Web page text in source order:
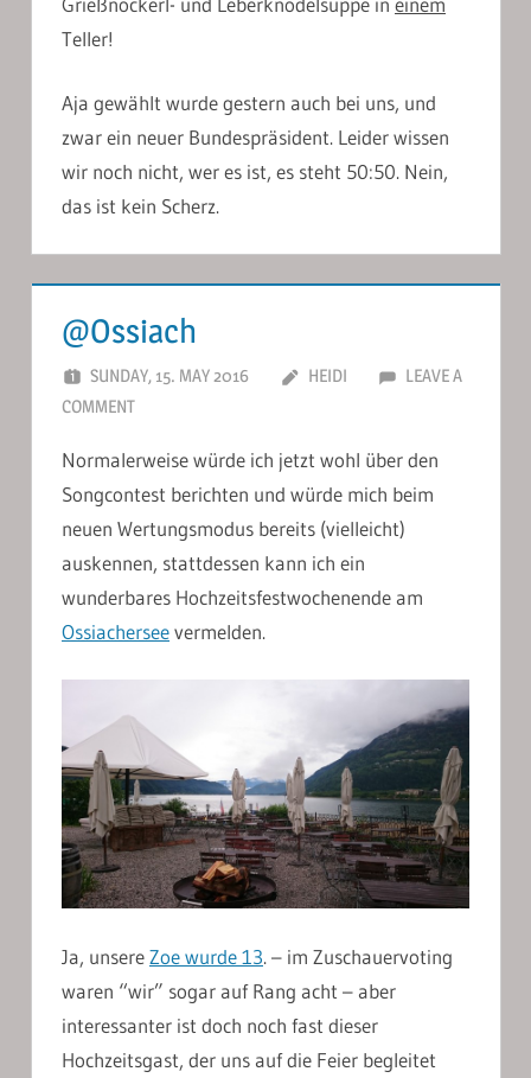
Teller!
Aja gewählt wurde gestern auch bei uns, und
zwar ein neuer Bundespräsident. Leider wissen
wir noch nicht, wer es ist, es steht 50:50. Nein,
das ist kein Scherz.
@Ossiach
SUNDAY, 15. MAY 2016 HEIDI
LEAVE A
COMMENT
Normalerweise würde ich jetzt wohl über den
Songcontest berichten und würde mich beim
neuen Wertungsmodus bereits (vielleicht)
auskennen, stattdessen kann ich ein
wunderbares Hochzeitsfestwochenende am
Ossiacherseevermelden.
Ja, unsereZoe wurde 13. – im Zuschauervoting
waren “wir” sogar auf Rang acht – aber
interessanter ist doch noch fast dieser
Hochzeitsgast, der uns auf die Feier begleitet